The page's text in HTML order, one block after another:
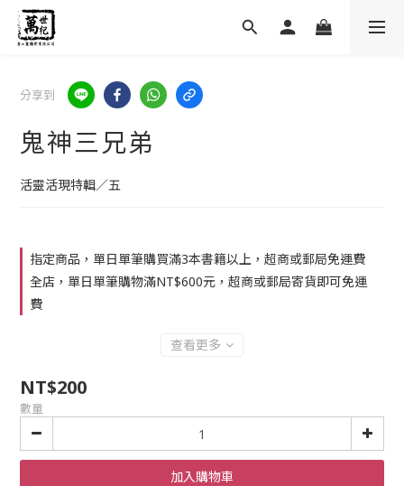
分享到
鬼神三兄弟
活靈活現特輯／五
指定商品，單日單筆購買滿3本書籍以上，超商或郵局免運費
全店，單日單筆購物滿NT$600元，超商或郵局寄貨即可免運
費
查看更多
NT$200
數量
加入購物車